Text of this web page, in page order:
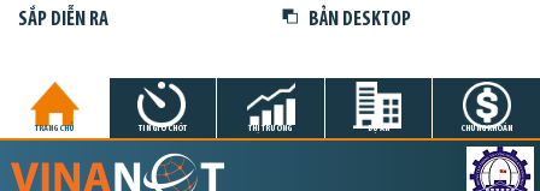
SẮP DIỄN RA BẢN DESKTOP
TRANG CHỦ TIN GIỜ CHÓT THỊ TRƯỜNG DỰ ÁN CHỨNG KHOÁN